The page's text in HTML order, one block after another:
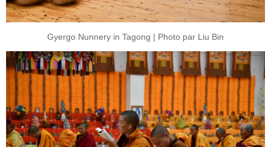
Gyergo Nunnery in Tagong | Photo par Liu Bin